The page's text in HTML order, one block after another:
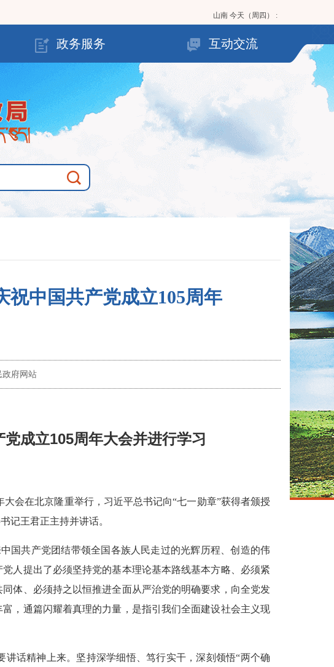
山南 今天（周四） :
政务服务 互动交流
中国共产党成立105周年
政府网站
成立105周年大会并进行学习
会在北京隆重举行，习近平总书记向“七一勋章”获得者颁授
记王君正主持并讲话。
国共产党团结带领全国各族人民走过的光辉历程、创造的伟
人提出了必须坚持党的基本理论基本路线基本方略、必须紧
体、必须持之以恒推进全面从严治党的明确要求，向全党发
，通篇闪耀着真理的力量，是指引我们全面建设社会主义现
话精神上来。坚持深学细悟、笃行实干，深刻领悟“两个确